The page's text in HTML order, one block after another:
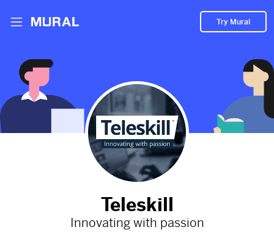
Try Mural
Formazione. Vantaggi del blended learning.